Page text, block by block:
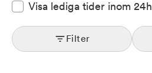
Visa lediga tider inom 24h
Filter